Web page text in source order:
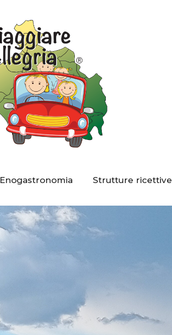
Enogastronomia Strutture ricettive
Località
Eventi
Circuito Sconti
Enogastronomia
Percorsi
Contatti